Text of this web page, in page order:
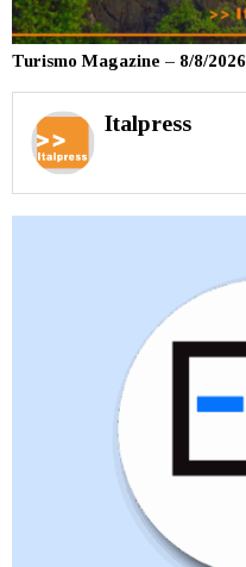
Turismo Magazine – 8/8/2026
Italpress